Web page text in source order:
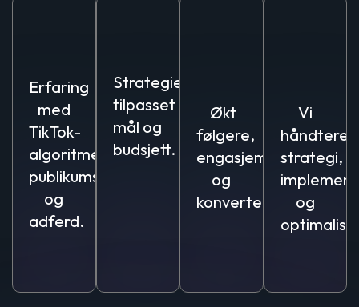
Erfaring
med
TikTok-
algoritme,
publikumstrender
og
adferd.
Strategier
tilpasset
mål og
budsjett.
Økt
følgere,
engasjement
og
konverteringer.
Vi
håndterer
strategi,
og